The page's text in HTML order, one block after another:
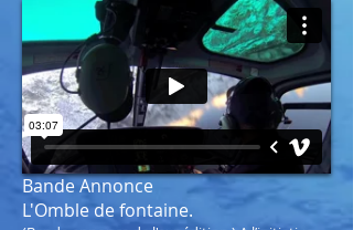
Bande Annonce
L'Omble de fontaine.